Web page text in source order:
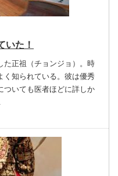
いた！
た正祖（チョンジョ）。時
く知られている。彼は優秀
ついても医者ほどに詳しか